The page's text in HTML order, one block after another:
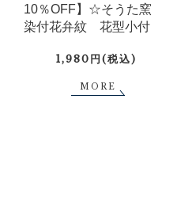
10％OFF】☆そうた窯
染付花弁紋 花型小付
1,980円(税込)
MORE